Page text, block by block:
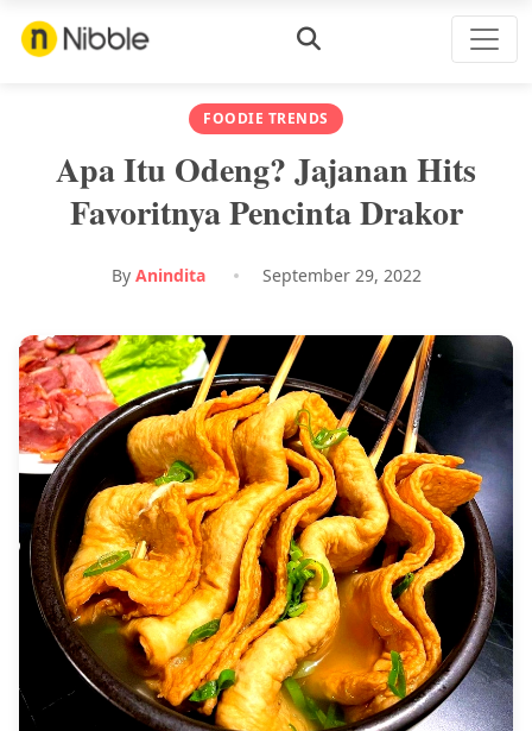
FOODIE TRENDS
Apa Itu Odeng? Jajanan Hits
Favoritnya Pencinta Drakor
By Anindita September 29, 2022